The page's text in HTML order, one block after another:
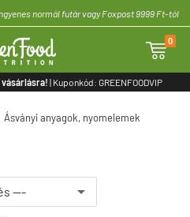
normál futár vagy Foxpost 9999 Ft-tól

0
vásárlásra! | Kuponkód: GREENFOODVIP
Ásványi anyagok, nyomelemek